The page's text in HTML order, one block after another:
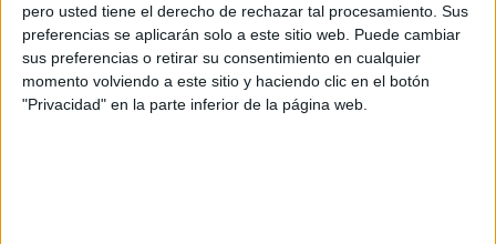
pero usted tiene el derecho de rechazar tal procesamiento. Sus
preferencias se aplicarán solo a este sitio web. Puede cambiar
sus preferencias o retirar su consentimiento en cualquier
momento volviendo a este sitio y haciendo clic en el botón
"Privacidad" en la parte inferior de la página web.
No soy de admirar personas en concreto, sin
embargo, admiro profundamente a los hombres y
mujeres que se dedican con pasión a este trabajo
tan exigente y demandante, y a todos aquellos